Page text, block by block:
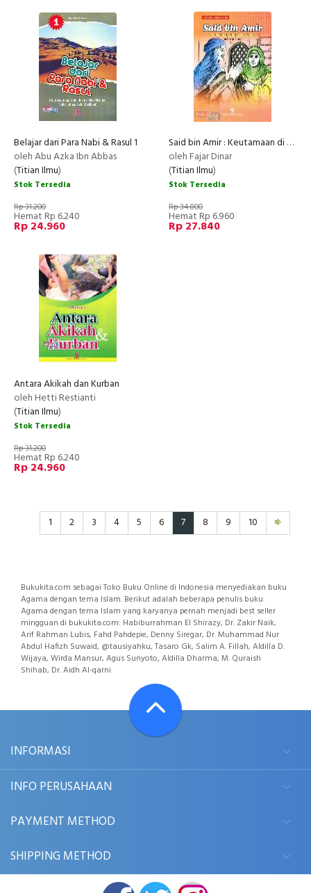
Belajar dari Para Nabi & Rasul 1
oleh Abu Azka Ibn Abbas
(Titian Ilmu)
Stok Tersedia
Rp 31.200
Hemat Rp 6.240
Rp 24.960
Said bin Amir : Keutamaan di Balik Kesederhanaan
oleh Fajar Dinar
(Titian Ilmu)
Stok Tersedia
Rp 34.800
Hemat Rp 6.960
Rp 27.840
Antara Akikah dan Kurban
oleh Hetti Restianti
(Titian Ilmu)
Stok Tersedia
Rp 31.200
Hemat Rp 6.240
Rp 24.960
1 2 3 4 5 6 7 8 9 10
Bukukita.com sebagai Toko Buku Online di Indonesia menyediakan buku
Agama dengan tema Islam. Berikut adalah beberapa penulis buku
Agama dengan tema Islam yang karyanya pernah menjadi best seller
mingguan di bukukita.com: Habiburrahman El Shirazy, Dr. Zakir Naik,
Arif Rahman Lubis, Fahd Pahdepie, Denny Siregar, Dr. Muhammad Nur
Abdul Hafizh Suwaid, @tausiyahku, Tasaro Gk, Salim A. Fillah, Aldilla D.
Wijaya, Wirda Mansur, Agus Sunyoto, Aldilla Dharma, M. Quraish
Shihab, Dr. Aidh Al-qarni
INFORMASI
INFO PERUSAHAAN
PAYMENT METHOD
SHIPPING METHOD